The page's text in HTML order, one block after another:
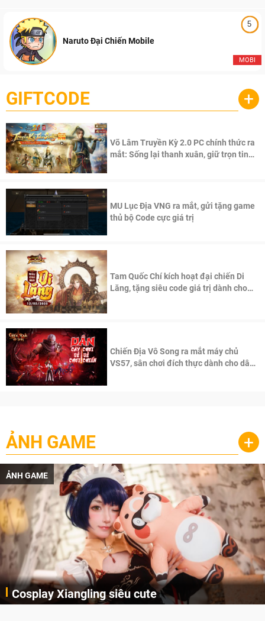
5
MOBI
Naruto Đại Chiến Mobile
GIFTCODE +
Võ Lâm Truyền Kỳ 2.0 PC chính thức ra
mắt: Sống lại thanh xuân, giữ trọn tinh
MU Lục Địa VNG ra mắt, gửi tặng game
thủ bộ Code cực giá trị
Tam Quốc Chí kích hoạt đại chiến Di
Lăng, tặng siêu code giá trị dành cho
Chiến Địa Vô Song ra mắt máy chủ
VS57, sân chơi đích thực dành cho dân
ẢNH GAME +
ẢNH GAME
Cosplay Xiangling siêu cute